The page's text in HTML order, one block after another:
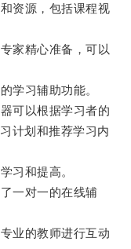
资源，包括课程视
家精心准备，可以
习辅助功能。
可以根据学习者的
计划和推荐学习内
习和提高。
一对一的在线辅
业的教师进行互动